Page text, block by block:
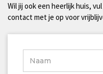
Wil jij ook een heerlijk huis,
contact met je op voor